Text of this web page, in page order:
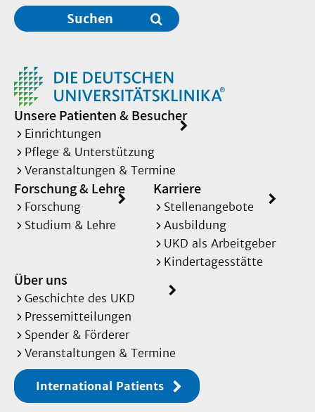
Suchen
Unsere Patienten & Besucher
Einrichtungen
Pflege & Unterstützung
Veranstaltungen & Termine
Forschung & Lehre
Forschung
Studium & Lehre
Karriere
Stellenangebote
Ausbildung
UKD als Arbeitgeber
Kindertagesstätte
Über uns
Geschichte des UKD
Pressemitteilungen
Spender & Förderer
Veranstaltungen & Termine
International Patients